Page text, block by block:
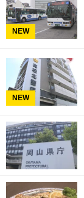
NEW
NEW